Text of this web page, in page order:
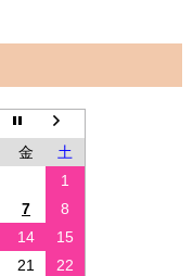
金
土
1
7
8
14
15
21
22